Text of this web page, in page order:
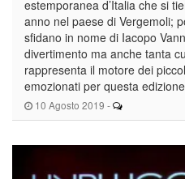
10 Agosto 2019 -
estemporanea d’Italia che si
anno nel paese di Vergemoli;
sfidano in nome di Iacopo
divertimento ma anche tanta
rappresenta il motore dei
emozionati per questa